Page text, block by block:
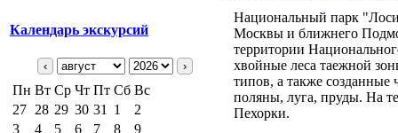
Календарь экскурсий
‹ ›
Пн Вт Ср Чт Пт Сб Вс
27 28 29 30 31 1
2
3
4 5 6 7 8
9
Национальный парк
Москвы и ближнего
территории
хвойные леса таежной
типов, а также созданные
поляны, луга, пруды. На
Пехорки.